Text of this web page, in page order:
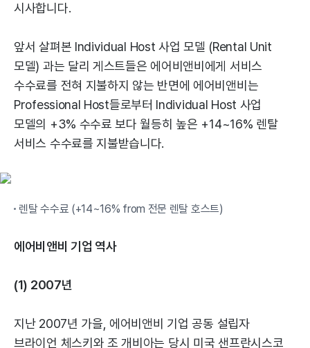
시사합니다.
앞서 살펴본 Individual Host 사업 모델 (Rental Unit
모델) 과는 달리 게스트들은 에어비앤비에게 서비스
수수료를 전혀 지불하지 않는 반면에 에어비앤비는
Professional Host들로부터 Individual Host 사업
모델의 +3% 수수료 보다 월등히 높은 +14~16% 렌탈
서비스 수수료를 지불받습니다.
렌탈 수수료 (+14~16% from 전문 렌탈 호스트)
에어비앤비 기업 역사
(1) 2007년
지난 2007년 가을, 에어비앤비 기업 공동 설립자
브라이언 체스키와 조 개비아는 당시 미국 샌프란시스코